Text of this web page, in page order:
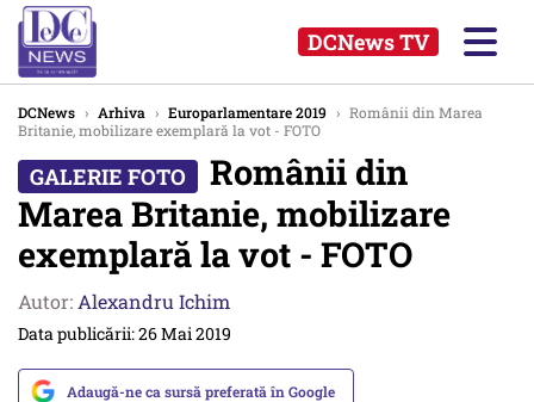
DCNews TV
DCNews › Arhiva › Europarlamentare 2019 › Românii din Marea
Britanie, mobilizare exemplară la vot - FOTO
Românii din
Marea Britanie, mobilizare
exemplară la vot - FOTO
Autor: Alexandru Ichim
Data publicării: 26 Mai 2019
Adaugă-ne ca sursă preferată în Google